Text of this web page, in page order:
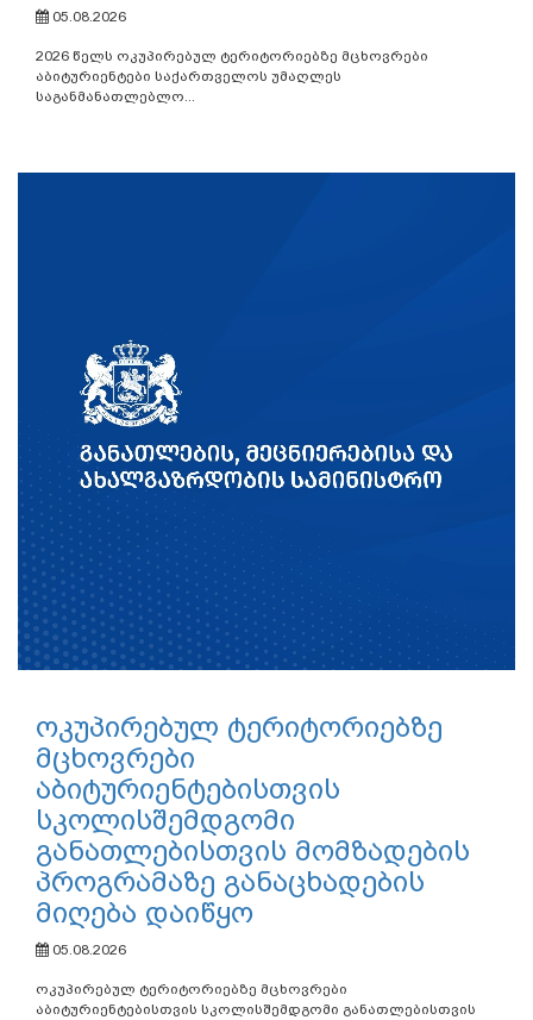
05.08.2026
2026 წელს ოკუპირებულ ტერიტორიებზე მცხოვრები
აბიტურიენტები საქართველოს უმაღლეს
საგანმანათლებლო...
ოკუპირებულ ტერიტორიებზე
მცხოვრები
აბიტურიენტებისთვის
სკოლისშემდგომი
განათლებისთვის მომზადების
პროგრამაზე განაცხადების
მიღება დაიწყო
05.08.2026
ოკუპირებულ ტერიტორიებზე მცხოვრები
აბიტურიენტებისთვის სკოლისშემდგომი განათლებისთვის